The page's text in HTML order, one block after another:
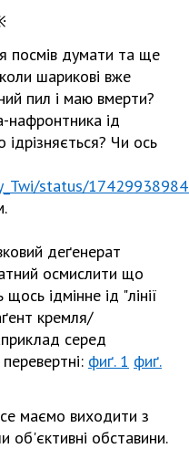
посмів думати та ще
шарикові вже
пил і маю вмерти?
ѵід
Чи ось
status/
деґенерат
осмислити що
ѵідмінне ѵід "лінії
кремля/
серед
фиґ. 1 фиґ.
маємо виходити з
об'єктивні обставини.